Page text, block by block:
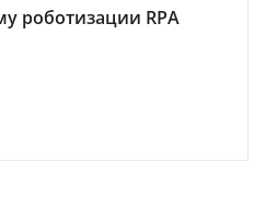
роботизации RPA